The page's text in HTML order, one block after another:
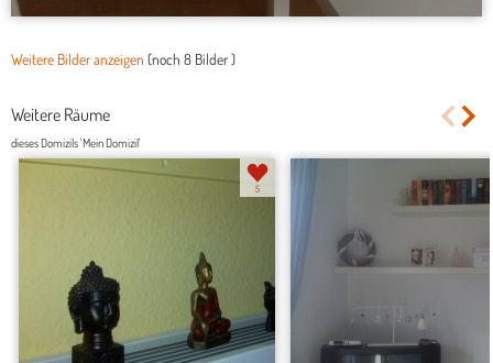
Weitere Bilder anzeigen (noch 8 Bilder)
Weitere Räume
dieses Domizils 'Mein Domizil'
5